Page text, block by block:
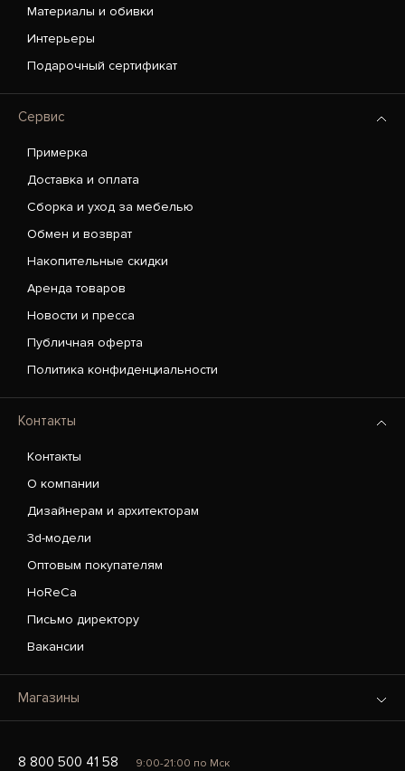
Материалы и обивки
Интерьеры
Подарочный сертификат
Сервис
Примерка
Доставка и оплата
Сборка и уход за мебелью
Обмен и возврат
Накопительные скидки
Аренда товаров
Новости и пресса
Публичная оферта
Политика конфиденциальности
Контакты
Контакты
О компании
Дизайнерам и архитекторам
3d-модели
Оптовым покупателям
HoReCa
Письмо директору
Вакансии
Магазины
8 800 500 41 58 9:00-21:00 по Мск